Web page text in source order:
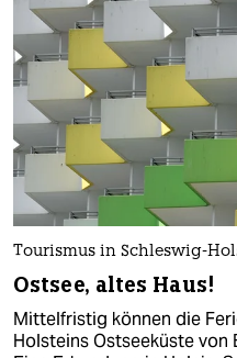
Tourismus in Schleswig-
Ostsee, altes Haus!
Mittelfristig können die
Holsteins Ostseeküste